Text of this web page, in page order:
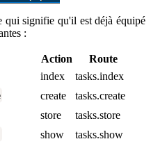
qui signifie qu'il est déjà équipé
:
Action
Route
index
tasks.index
create
tasks.create
store
tasks.store
show
tasks.show